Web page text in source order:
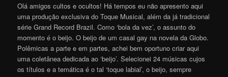
Olá amigos cultos e ocultos! Há tempos eu não apresento aqui
uma produção exclusiva do Toque Musical, além da já tradicional
série Grand Record Brazil. Como ‘bola da vez’, o assunto do
momento é o beijo. O beijo de um casal gay na novela da Globo.
Polêmicas a parte e em partes, achei bem oportuno criar aqui
uma coletânea dedicada ao ‘beijo’. Selecionei 24 músicas cujos
os títulos e a temática é o tal ‘toque labial’, o beijo, sempre